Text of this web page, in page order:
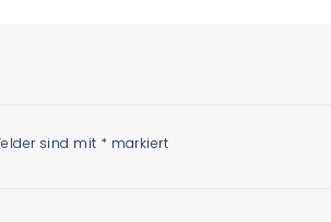
sind mit * markiert